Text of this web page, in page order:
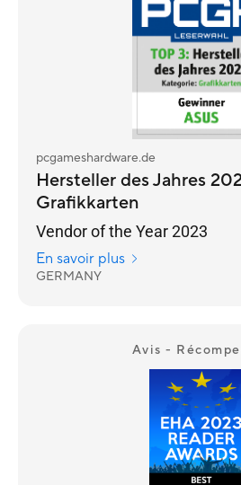
pcgameshardware.de
Hersteller des Jahres
Grafikkarten
Vendor of the Year 2023
En savoir plus
GERMANY
Avis -